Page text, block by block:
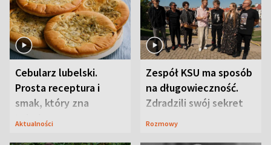
Cebularz lubelski.
Prosta receptura i
smak, który zna
Lubelszczyzna
Aktualności
Zespół KSU ma sposób
na długowieczność.
Zdradzili swój sekret
Rozmowy